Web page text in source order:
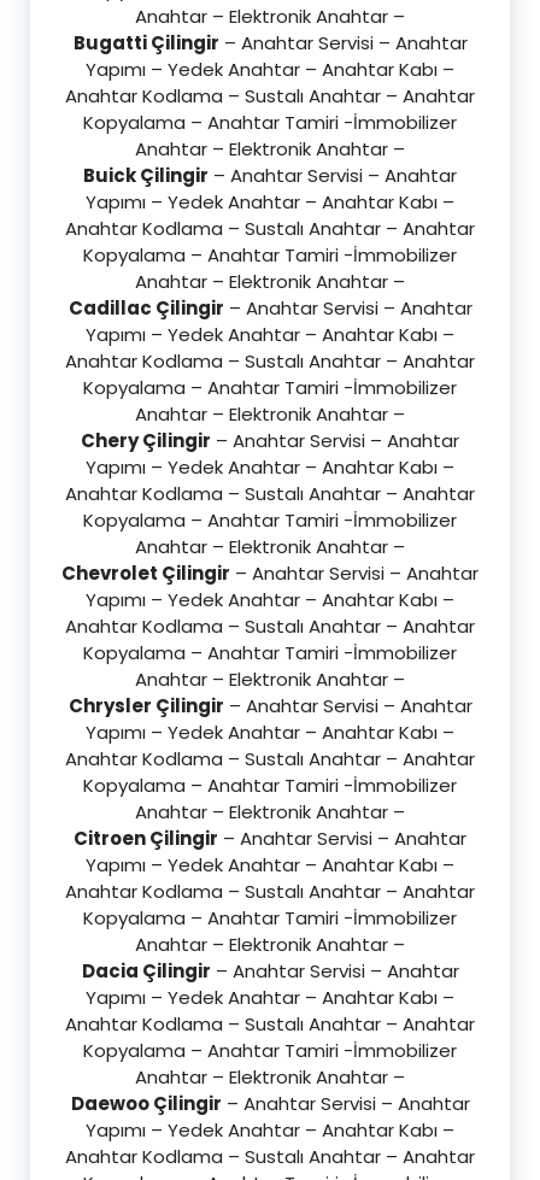
Anahtar – Elektronik Anahtar –
Bugatti Çilingir – Anahtar Servisi – Anahtar
Yapımı – Yedek Anahtar – Anahtar Kabı –
Anahtar Kodlama – Sustalı Anahtar – Anahtar
Kopyalama – Anahtar Tamiri -İmmobilizer
Anahtar – Elektronik Anahtar –
Buick Çilingir – Anahtar Servisi – Anahtar
Yapımı – Yedek Anahtar – Anahtar Kabı –
Anahtar Kodlama – Sustalı Anahtar – Anahtar
Kopyalama – Anahtar Tamiri -İmmobilizer
Anahtar – Elektronik Anahtar –
Cadillac Çilingir – Anahtar Servisi – Anahtar
Yapımı – Yedek Anahtar – Anahtar Kabı –
Anahtar Kodlama – Sustalı Anahtar – Anahtar
Kopyalama – Anahtar Tamiri -İmmobilizer
Anahtar – Elektronik Anahtar –
Chery Çilingir – Anahtar Servisi – Anahtar
Yapımı – Yedek Anahtar – Anahtar Kabı –
Anahtar Kodlama – Sustalı Anahtar – Anahtar
Kopyalama – Anahtar Tamiri -İmmobilizer
Anahtar – Elektronik Anahtar –
Chevrolet Çilingir – Anahtar Servisi – Anahtar
Yapımı – Yedek Anahtar – Anahtar Kabı –
Anahtar Kodlama – Sustalı Anahtar – Anahtar
Kopyalama – Anahtar Tamiri -İmmobilizer
Anahtar – Elektronik Anahtar –
Chrysler Çilingir – Anahtar Servisi – Anahtar
Yapımı – Yedek Anahtar – Anahtar Kabı –
Anahtar Kodlama – Sustalı Anahtar – Anahtar
Kopyalama – Anahtar Tamiri -İmmobilizer
Anahtar – Elektronik Anahtar –
Citroen Çilingir – Anahtar Servisi – Anahtar
Yapımı – Yedek Anahtar – Anahtar Kabı –
Anahtar Kodlama – Sustalı Anahtar – Anahtar
Kopyalama – Anahtar Tamiri -İmmobilizer
Anahtar – Elektronik Anahtar –
Dacia Çilingir – Anahtar Servisi – Anahtar
Yapımı – Yedek Anahtar – Anahtar Kabı –
Anahtar Kodlama – Sustalı Anahtar – Anahtar
Kopyalama – Anahtar Tamiri -İmmobilizer
Anahtar – Elektronik Anahtar –
Daewoo Çilingir – Anahtar Servisi – Anahtar
Yapımı – Yedek Anahtar – Anahtar Kabı –
Anahtar Kodlama – Sustalı Anahtar – Anahtar